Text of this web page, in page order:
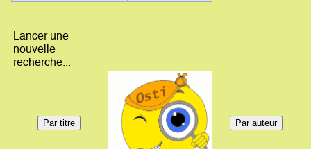
Lancer une
nouvelle
recherche...